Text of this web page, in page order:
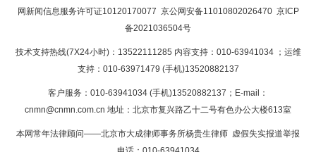
网新闻信息服务许可证10120170077 京公网安备11010802026470 京ICP
备2021036504号
技术支持热线(7X24小时)：13522111285 内容支持：010-63941034 ；运维
支持：010-63971479 (手机)13520882137
客户服务：010-63941034 (手机)13520882137；E-mail：
cnmn@cnmn.com.cn 地址：北京市复兴路乙十二号有色办公大楼613室
本网常年法律顾问——北京市大成律师事务所杨贵生律师 虚假失实报道举报